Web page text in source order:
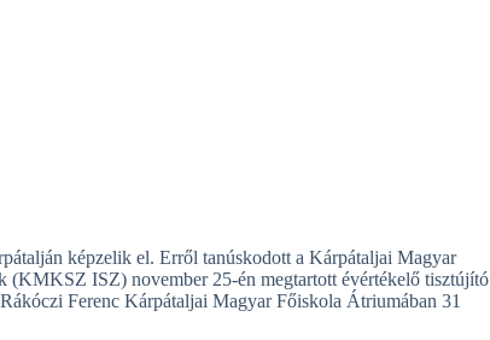
képzelik el. Erről tanúskodott a Kárpátaljai Magyar
(KMKSZ ISZ) november 25-én megtartott évértékelő tisztújító
Ferenc Kárpátaljai Magyar Főiskola Átriumában 31